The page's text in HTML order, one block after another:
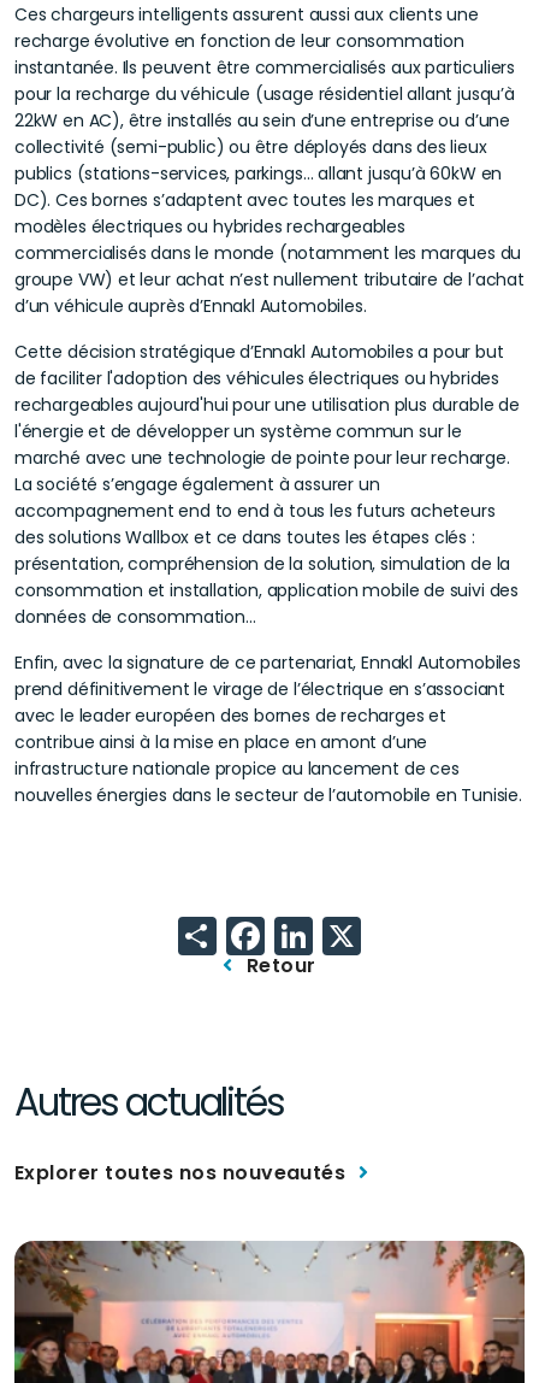
Ces chargeurs intelligents assurent aussi aux clients une
recharge évolutive en fonction de leur consommation
instantanée. Ils peuvent être commercialisés aux particuliers
pour la recharge du véhicule (usage résidentiel allant jusqu’à
22kW en AC), être installés au sein d’une entreprise ou d’une
collectivité (semi-public) ou être déployés dans des lieux
publics (stations-services, parkings… allant jusqu’à 60kW en
DC). Ces bornes s’adaptent avec toutes les marques et
modèles électriques ou hybrides rechargeables
commercialisés dans le monde (notamment les marques du
groupe VW) et leur achat n’est nullement tributaire de l’achat
d’un véhicule auprès d’Ennakl Automobiles.
Cette décision stratégique d’Ennakl Automobiles a pour but
de faciliter l'adoption des véhicules électriques ou hybrides
rechargeables aujourd'hui pour une utilisation plus durable de
l'énergie et de développer un système commun sur le
marché avec une technologie de pointe pour leur recharge.
La société s’engage également à assurer un
accompagnement end to end à tous les futurs acheteurs
des solutions Wallbox et ce dans toutes les étapes clés :
présentation, compréhension de la solution, simulation de la
consommation et installation, application mobile de suivi des
données de consommation...
Enfin, avec la signature de ce partenariat, Ennakl Automobiles
prend définitivement le virage de l’électrique en s’associant
avec le leader européen des bornes de recharges et
contribue ainsi à la mise en place en amont d’une
infrastructure nationale propice au lancement de ces
nouvelles énergies dans le secteur de l’automobile en Tunisie.
Retour
ShareFacebook
LinkedIn
Autres actualités
Explorer toutes nos nouveautés